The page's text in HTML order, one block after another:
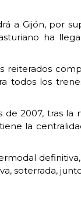
a Gijón, por
ha
reiterados
todos los
2007, tras la
la
soterrada,